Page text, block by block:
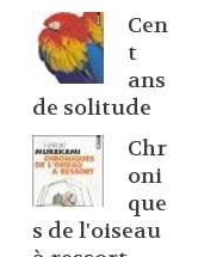
Cen
t
ans
de solitude
Chr
oni
que
s de l'oiseau